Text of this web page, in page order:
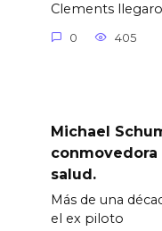
Clements
0 405
Michael
salud.
Más de una
el ex piloto